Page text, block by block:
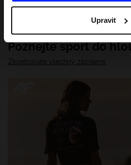
Upravit
Poznejte sport do
Zkontrolujte všechny záznamy